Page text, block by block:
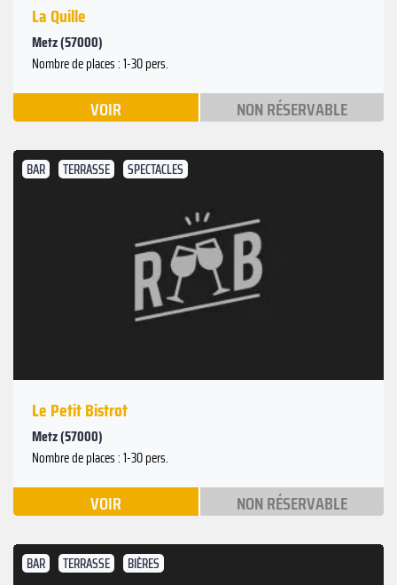
La Quille
Metz (57000)
Nombre de places : 1-30 pers.
VOIR NON RÉSERVABLE
BAR TERRASSE SPECTACLES
Le Petit Bistrot
Metz (57000)
Nombre de places : 1-30 pers.
VOIR NON RÉSERVABLE
BAR TERRASSE BIÈRES